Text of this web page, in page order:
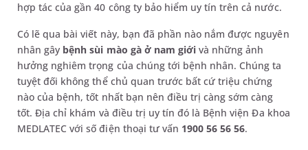
hợp tác của gần 40 công ty bảo hiểm uy tín trên cả nước.
Có lẽ qua bài viết này, bạn đã phần nào nắm được nguyên
nhân gây bệnh sùi mào gà ở nam giớivà những ảnh
hưởng nghiêm trọng của chúng tới bệnh nhân. Chúng ta
tuyệt đối không thể chủ quan trước bất cứ triệu chứng
nào của bệnh, tốt nhất bạn nên điều trị càng sớm càng
tốt. Địa chỉ khám và điều trị uy tín đó là Bệnh viện Đa khoa
MEDLATEC với số điện thoại tư vấn 1900 56 56 56.